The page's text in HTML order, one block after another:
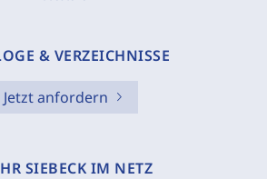
& VERZEICHNISSE
Jetzt anfordern
SIEBECK IM NETZ